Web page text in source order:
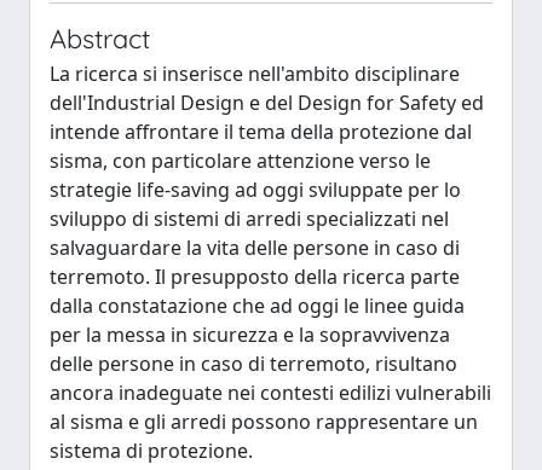
Abstract
La ricerca si inserisce nell'ambito disciplinare
dell'Industrial Design e del Design for Safety ed
intende affrontare il tema della protezione dal
sisma, con particolare attenzione verso le
strategie life-saving ad oggi sviluppate per lo
sviluppo di sistemi di arredi specializzati nel
salvaguardare la vita delle persone in caso di
terremoto. Il presupposto della ricerca parte
dalla constatazione che ad oggi le linee guida
per la messa in sicurezza e la sopravvivenza
delle persone in caso di terremoto, risultano
ancora inadeguate nei contesti edilizi vulnerabili
al sisma e gli arredi possono rappresentare un
sistema di protezione.